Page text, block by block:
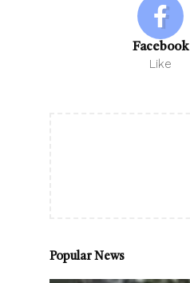
Facebook
Like
Popular News